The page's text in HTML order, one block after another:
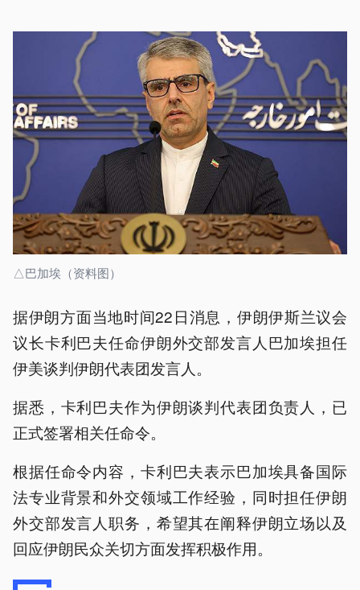
△巴加埃（资料图）
据伊朗方面当地时间22日消息，伊朗伊斯兰议会
议长卡利巴夫任命伊朗外交部发言人巴加埃担任
伊美谈判伊朗代表团发言人。
据悉，卡利巴夫作为伊朗谈判代表团负责人，已
正式签署相关任命令。
根据任命令内容，卡利巴夫表示巴加埃具备国际
法专业背景和外交领域工作经验，同时担任伊朗
外交部发言人职务，希望其在阐释伊朗立场以及
回应伊朗民众关切方面发挥积极作用。